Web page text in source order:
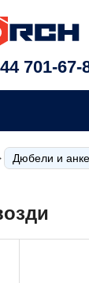
701-67-
Дюбели и